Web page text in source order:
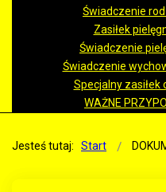
Świadczenie
Zasiłek
Świadczenie
Świadczenie
Specjalny zasiłek
WAŻNE
Jesteś tutaj: Start